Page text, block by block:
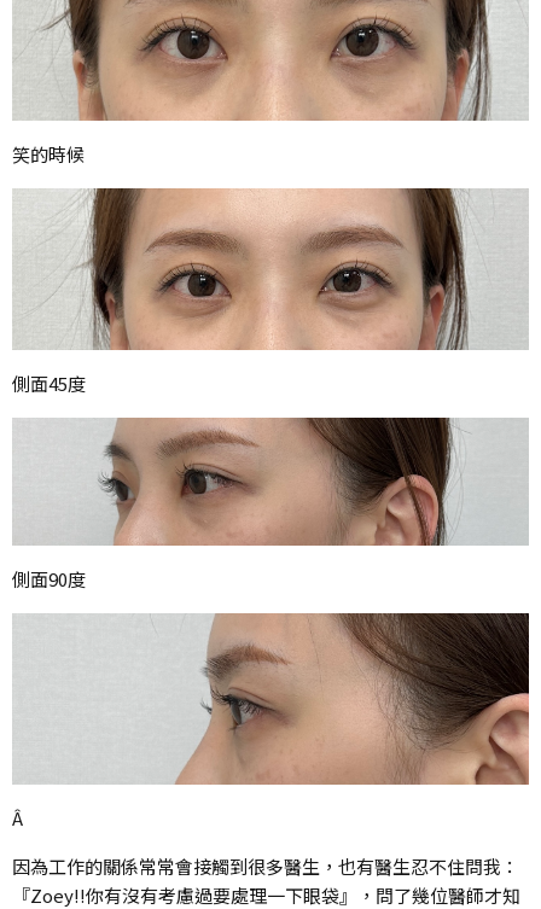
笑的時候
側面45度
側面90度
Â
因為工作的關係常常會接觸到很多醫生，也有醫生忍不住問我：
『Zoey!!你有沒有考慮過要處理一下眼袋』，問了幾位醫師才知